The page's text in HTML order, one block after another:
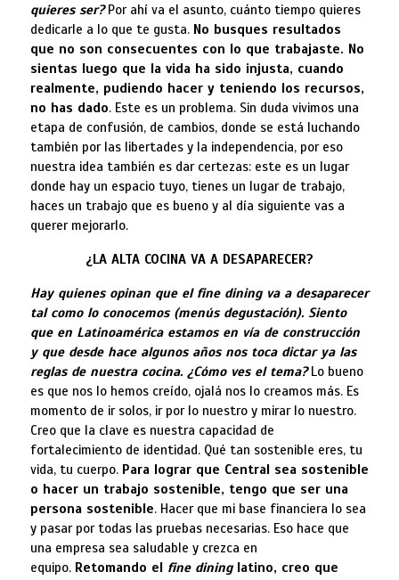
quieres ser?Por ahí va el asunto, cuánto tiempo quieres
dedicarle a lo que te gusta. No busques resultados
que no son consecuentes con lo que trabajaste. No
sientas luego que la vida ha sido injusta, cuando
realmente, pudiendo hacer y teniendo los recursos,
no has dado. Este es un problema. Sin duda vivimos una
etapa de confusión, de cambios, donde se está luchando
también por las libertades y la independencia, por eso
nuestra idea también es dar certezas: este es un lugar
donde hay un espacio tuyo, tienes un lugar de trabajo,
haces un trabajo que es bueno y al día siguiente vas a
querer mejorarlo.
¿LA ALTA COCINA VA A DESAPARECER?
Hay quienes opinan que el fine dining va a desaparecer
tal como lo conocemos (menús degustación). Siento
que en Latinoamérica estamos en vía de construcción
y que desde hace algunos años nos toca dictar ya las
reglas de nuestra cocina. ¿Cómo ves el tema?Lo bueno
es que nos lo hemos creído, ojalá nos lo creamos más. Es
momento de ir solos, ir por lo nuestro y mirar lo nuestro.
Creo que la clave es nuestra capacidad de
fortalecimiento de identidad. Qué tan sostenible eres, tu
vida, tu cuerpo. Para lograr que Central sea sostenible
o hacer un trabajo sostenible, tengo que ser una
persona sostenible. Hacer que mi base financiera lo sea
y pasar por todas las pruebas necesarias. Eso hace que
una empresa sea saludable y crezca en
equipo. Retomando el fine dining latino, creo que